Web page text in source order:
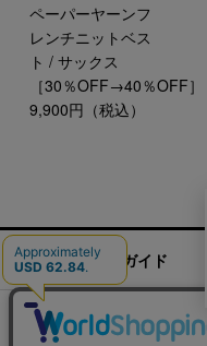
ペーパーヤーンフ
レンチニットベス
ト / サックス
［30％OFF→40％OFF］
9,900円（税込）
ご利用ガイド
運営会社